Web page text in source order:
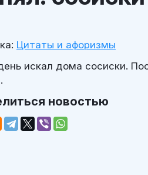
Цитаты и афоризмы
искал дома сосиски.
новостью